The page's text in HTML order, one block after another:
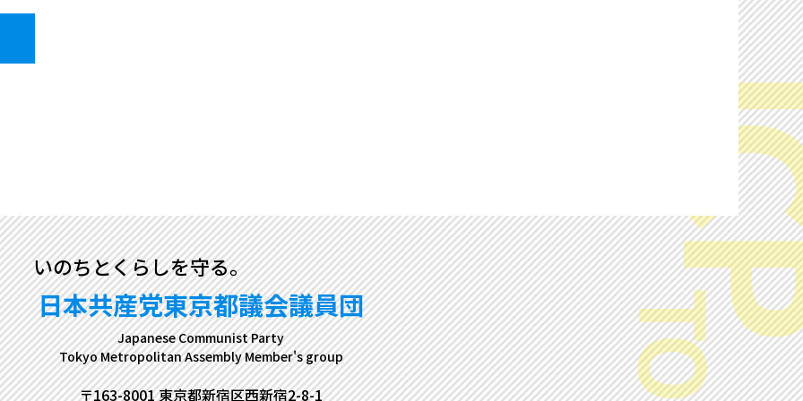
いのちとくらしを守る。
日本共産党東京都議会議員団
Japanese Communist Party
Tokyo Metropolitan Assembly Member's group
〒163-8001 東京都新宿区西新宿2-8-1